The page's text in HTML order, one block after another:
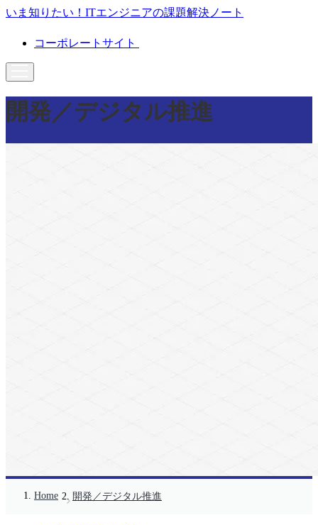
いま知りたい！ITエンジニアの課題解決ノート
コーポレートサイト
開発／デジタル推進
Home 開発／デジタル推進